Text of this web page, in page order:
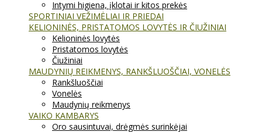
Intymi higiena, įklotai ir kitos prekės
SPORTINIAI VEŽIMĖLIAI IR PRIEDAI
KELIONINĖS, PRISTATOMOS LOVYTĖS IR ČIUŽINIAI
Kelioninės lovytės
Pristatomos lovytės
Čiužiniai
MAUDYNIŲ REIKMENYS, RANKŠLUOŠČIAI, VONELĖS
Rankšluoščiai
Vonelės
Maudynių reikmenys
VAIKO KAMBARYS
Oro sausintuvai, drėgmės surinkėjai